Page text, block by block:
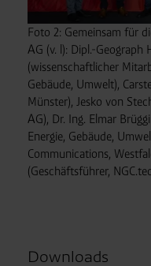
anders vorgeschrieben
Verantwortlicher:
43, 48155 Münster E-
Foto 2: Gemeinsam für
AG (v. l): Dipl.-Geograph
(wissenschaftlicher
Gebäude, Umwelt),
Münster), Jesko von
AG), Dr. Ing. Elmar
Energie, Gebäude,
Communications,
(Geschäftsführer,
Downloads